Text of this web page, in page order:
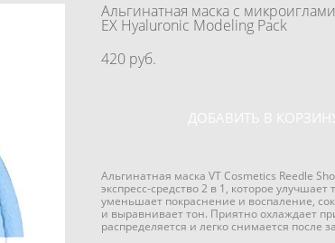
Альгинатная маска с
EX Hyaluronic Modeling Pack
420 pуб.
ДОБАВИТЬ В
Альгинатная маска VT Cosmetics Reedle
экспресс-средство 2 в 1, которое улучшает
уменьшает покраснение и воспаление,
и выравнивает тон. Приятно охлаждает
распределяется и легко снимается после